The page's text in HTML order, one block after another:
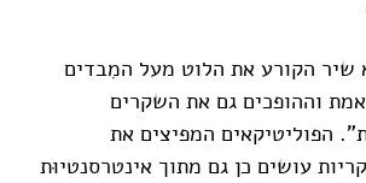
הקורע את הלוט מעל המִבדים
וההופכים גם את השקרים
הפוליטיקאים המפיצים את
עושים כן גם מתוך אינטרסנטיוּת